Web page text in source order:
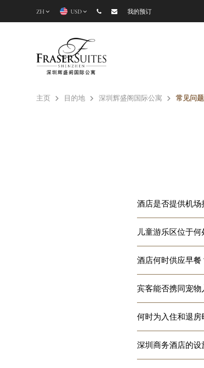
ZH USD 我的预订
主页 目的地 深圳辉盛阁国际公寓 常见问
酒店是否提供机场
儿童游乐区位于何
酒店何时供应早餐
宾客能否携同宠物
何时为入住和退房
深圳商务酒店的设